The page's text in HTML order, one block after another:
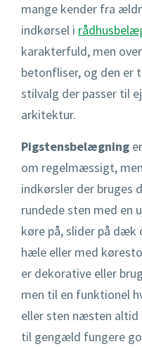
mange kender fra
indkørsel i
karakterfuld, men
betonfliser, og den er
stilvalg der passer til
arkitektur.
Pigstensbelægning
om regelmæssigt,
indkørsler der bruges
rundede sten med en
køre på, slider på dæk
hæle eller med
er dekorative eller
men til en funktionel
eller sten næsten altid
til gengæld fungere